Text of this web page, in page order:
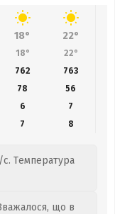
18° 22°
18° 22°
762 763
78 56
6
7
7 8
Температура
що в